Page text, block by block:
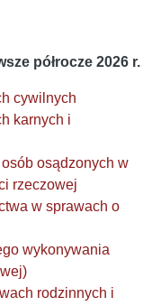
półrocze 2026 r.
cywilnych
karnych i
osądzonych w
rzeczowej
w sprawach o
wykonywania
rodzinnych i